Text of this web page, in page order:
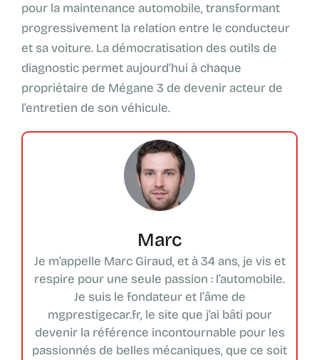
pour la maintenance automobile, transformant
progressivement la relation entre le conducteur
et sa voiture. La démocratisation des outils de
diagnostic permet aujourd’hui à chaque
propriétaire de Mégane 3 de devenir acteur de
l’entretien de son véhicule.
Marc
Je m’appelle Marc Giraud, et à 34 ans, je vis et
respire pour une seule passion : l’automobile.
Je suis le fondateur et l’âme de
mgprestigecar.fr, le site que j’ai bâti pour
devenir la référence incontournable pour les
passionnés de belles mécaniques, que ce soit